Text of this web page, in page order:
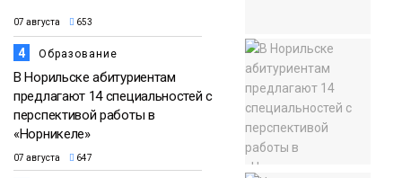
07 августа 653
4 Образование
В Норильске абитуриентам
предлагают 14 специальностей с
перспективой работы в
«Норникеле»
07 августа 647